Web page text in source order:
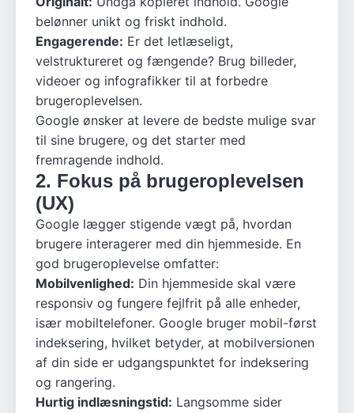
belønner unikt og friskt indhold.
Engagerende: Er det letlæseligt,
velstruktureret og fængende? Brug billeder,
videoer og infografikker til at forbedre
brugeroplevelsen.
Google ønsker at levere de bedste mulige svar
til sine brugere, og det starter med
fremragende indhold.
2. Fokus på brugeroplevelsen
(UX)
Google lægger stigende vægt på, hvordan
brugere interagerer med din hjemmeside. En
god brugeroplevelse omfatter:
Mobilvenlighed: Din hjemmeside skal være
responsiv og fungere fejlfrit på alle enheder,
især mobiltelefoner. Google bruger mobil-først
indeksering, hvilket betyder, at mobilversionen
af din side er udgangspunktet for indeksering
og rangering.
Hurtig indlæsningstid: Langsomme sider